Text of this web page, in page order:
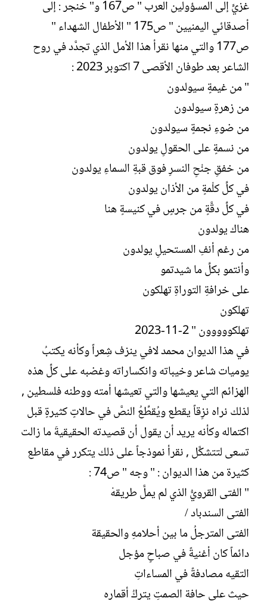
غزيٍّ إلى المسؤولين العرب " ص167 و" خنجر : إلى
أصدقائي اليمنيين " ص175 " الأطفال الشهداء "
ص177 والتي منها نقرأ هذا الأمل الذي تجدَّد في روح
الشاعر بعد طوفان الأقصى 7 اكتوبر 2023 :
" من غيمةٍ سيولدون
من زهرةٍ سيولدون
من ضوءِ نجمةٍ سيولدون
من نسمةٍ على الحقولِ يولدون
من خفقِ جنْحِ النسرِ فوق قبةِ السماءِ يولدون
في كلِّ كلْمةٍ من الأذان يولدون
في كلِّ دقَّةٍ من جرسٍ في كنيسةٍ هنا
هناك يولدون
من رغم أنفِ المستحيلِ يولدون
وأنتمو بكلِّ ما شيدتمو
على خرافةِ التوراةِ تهلكون
تهلكون
تهلكووووون " 2-11-2023
في هذا الديوان محمد لافي ينزف شِعراً وكأنه يكتبُ
يوميات شاعر وخيباته وانكساراته وغضبه على كلِّ هذه
الهزائم التي يعيشها والتي تعيشها أمته ووطنه فلسطين ,
لذلك نراه نزِقاً يقطع ويُقطِّعُ النصَّ في حالاتٍ كثيرةٍ قبل
اكتماله وكأنه يريد أن يقول أن قصيدته الحقيقيةَ ما زالت
تسعى لتتشكَّل , نقرأ نموذجاً على ذلك يتكرر في مقاطع
كثيرة من هذا الديوان : " وجه " ص74 :
" الفتى القرويُّ الذي لم يملَّ طريقهْ
الفتى السندباد /
الفتى المترجلُ ما بين أحلامهِ والحقيقة
دائماً كان أغنيةً في صباحٍ مؤجل
التقيه مصادفةً في المساءاتِ
حيث على حافة الصمتِ يتركُ أقماره